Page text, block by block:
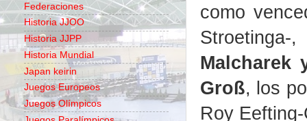
como
Malcharek
Groß, los
Roy
Federaciones
Historia JJOO
Historia JJPP
Historia Mundial
Japan keirin
Juegos Europeos
Juegos Olímpicos